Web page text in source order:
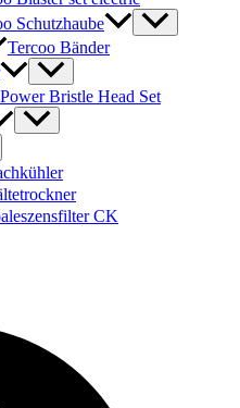
Schutzhaube
Tercoo Bänder
Bristle Head Set
CK